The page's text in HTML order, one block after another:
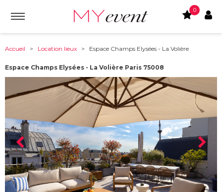
0
Accueil > Location lieux > Espace Champs Elysées - La Volière
Espace Champs Elysées - La Volière Paris 75008